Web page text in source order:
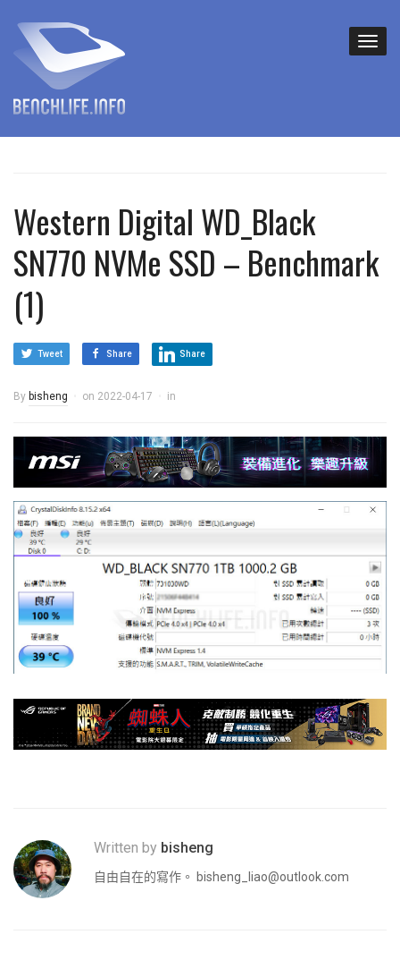
Western Digital WD_Black
SN770 NVMe SSD – Benchmark
(1)
Tweet Share Share
By bisheng on 2022-04-17 in
Written by bisheng
自由自在的寫作。 bisheng_liao@outlook.com